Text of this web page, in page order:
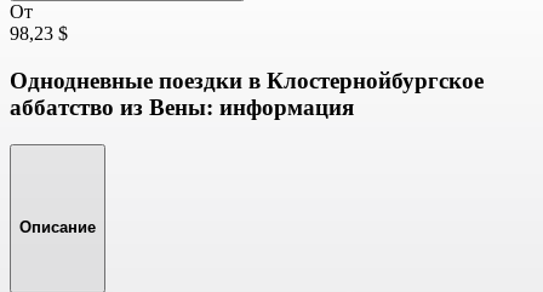
От
98,23 $
Однодневные поездки в Клостернойбургское
аббатство из Вены: информация
Описание